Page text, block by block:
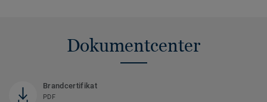
Dokumentcenter
Brandcertifikat
PDF